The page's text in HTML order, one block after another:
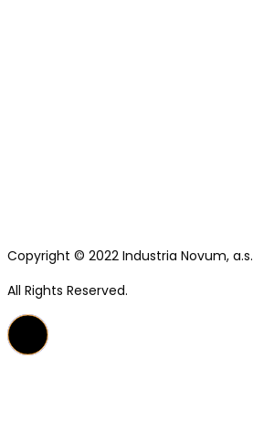
Copyright © 2022 Industria Novum, a.s.
All Rights Reserved.